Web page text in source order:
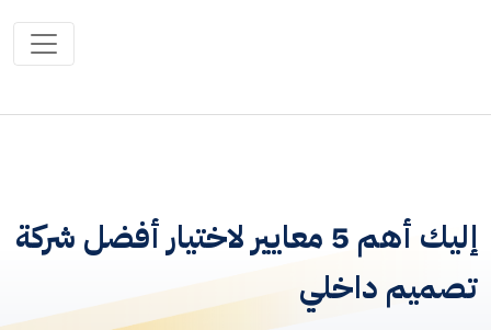
إليك أهم 5 معايير لاختيار أفضل شركة
تصميم داخلي